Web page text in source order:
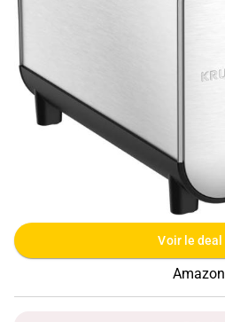
Voir le deal
Amazon